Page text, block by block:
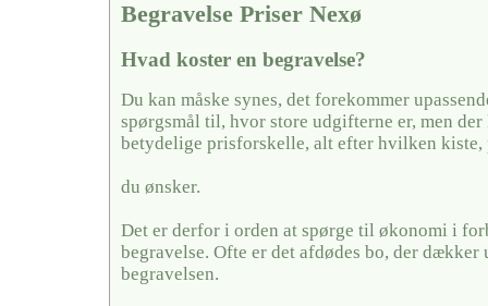
Begravelse Priser Nexø
Hvad koster en begravelse?
Du kan måske synes, det forekommer
spørgsmål til, hvor store udgifterne er, men
betydelige prisforskelle, alt efter hvilken kiste,
du ønsker.
Det er derfor i orden at spørge til økonomi i
begravelse. Ofte er det afdødes bo, der
begravelsen.